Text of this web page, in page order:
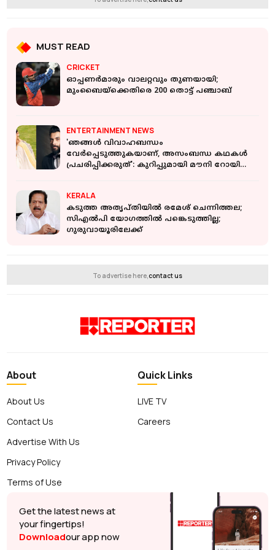
MUST READ
CRICKET
ഓപ്പണർമാരും വാലറ്റവും തുണയായി;
മുംബൈയ്ക്കെതിരെ 200 തൊട്ട് പഞ്ചാബ്
ENTERTAINMENT NEWS
'ഞങ്ങൾ വിവാഹബന്ധം
വേർപ്പെടുത്തുകയാണ്, അസംബന്ധ കഥകൾ
പ്രചരിപ്പിക്കരുത്': കുറിപ്പുമായി മൗനി റോയിയും
KERALA
കടുത്ത അതൃപ്തിയില്‍ രമേശ് ചെന്നിത്തല;
സിഎല്‍പി യോഗത്തില്‍ പങ്കെടുത്തില്ല;
ഗുരുവായൂരിലേക്ക്
To advertise here,contact us
About
About Us
Contact Us
Advertise With Us
Privacy Policy
Terms of Use
Quick Links
LIVE TV
Careers
Get the latest news at
your fingertips!
Downloadour app now